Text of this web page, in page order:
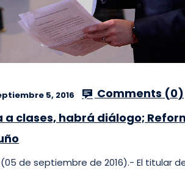
5, 2016 Comments (0)
a clases, habrá diálogo;
de septiembre de 2016).- El titular